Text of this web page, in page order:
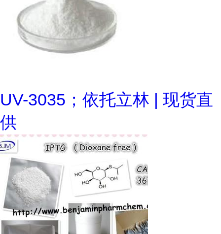
UV-3035；依托立林 | 现货直
供